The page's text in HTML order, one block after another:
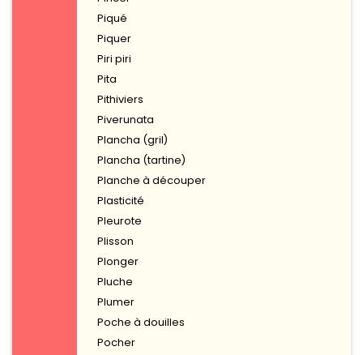
Piqué
Piquer
Piri piri
Pita
Pithiviers
Piverunata
Plancha (gril)
Plancha (tartine)
Planche à découper
Plasticité
Pleurote
Plisson
Plonger
Pluche
Plumer
Poche à douilles
Pocher